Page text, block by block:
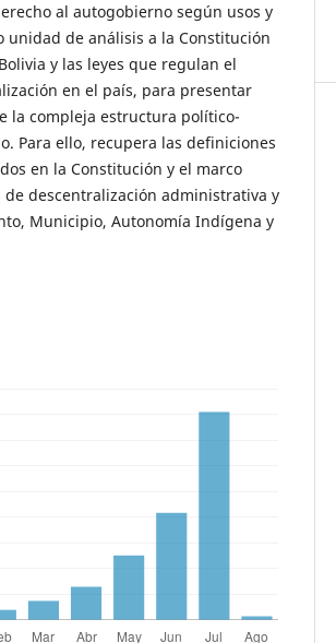
al autogobierno según usos y
unidad de análisis a la Constitución
y las leyes que regulan el
en el país, para presentar
la compleja estructura político-
Para ello, recupera las definiciones
en la Constitución y el marco
descentralización administrativa y
Municipio, Autonomía Indígena y